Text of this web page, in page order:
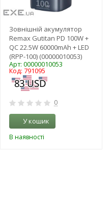
Зовнішній акумулятор
Remax Gutitan PD 100W +
QC 22.5W 60000mAh + LED
(RPP-100) (00000010053)
Арт: 00000010053
Код: 791095
0
У кошик
В наявності